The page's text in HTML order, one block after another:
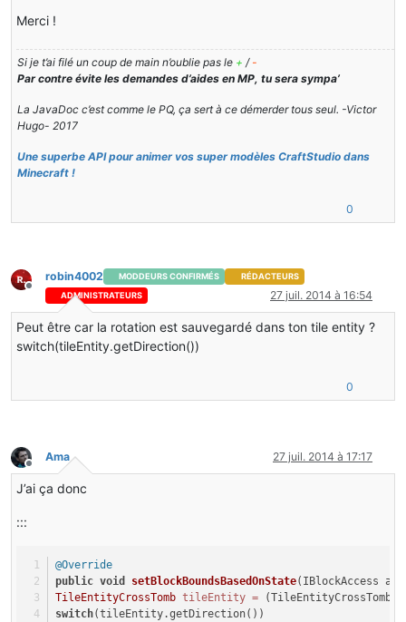
Merci !
Si je t’ai filé un coup de main n’oublie pas le + / -
Par contre évite les demandes d’aides en MP, tu sera sympa’
La JavaDoc c’est comme le PQ, ça sert à ce démerder tous seul. -Victor
Hugo- 2017
Une superbe API pour animer vos super modèles CraftStudio dans
Minecraft !
0
Hors-ligne
robin4002 MODDEURS CONFIRMÉS
RÉDACTEURS
ADMINISTRATEURS
27 juil. 2014 à 16:54
Peut être car la rotation est sauvegardé dans ton tile entity ?
switch(tileEntity.getDirection())
0
Hors-ligne
Ama 27 juil. 2014 à 17:17
J’ai ça donc
:::
@Override
public void setBlockBoundsBasedOnState(IBlockAccess
TileEntityCrossTomb tileEntity =
switch(tileEntity.getDirection())